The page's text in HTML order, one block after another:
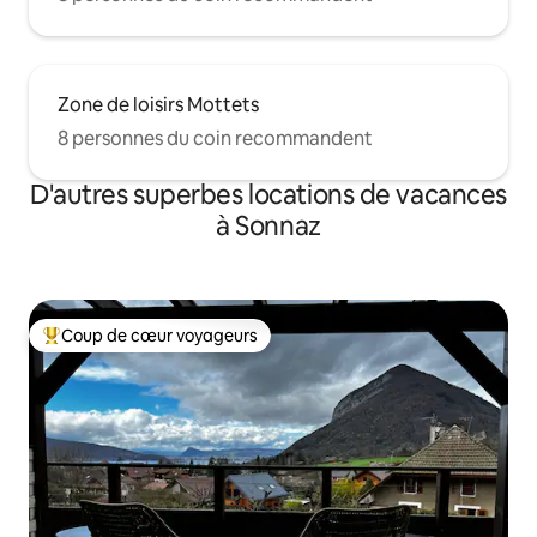
Zone de loisirs Mottets
8 personnes du coin recommandent
D'autres superbes locations de vacances
à Sonnaz
Coup de cœur voyageurs parmi les plus aimés
Coup de cœur voyageurs